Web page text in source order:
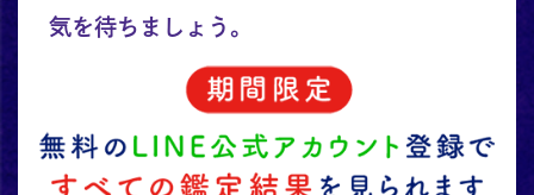
気を待ちましょう。